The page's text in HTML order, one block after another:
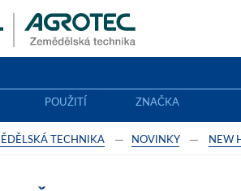
POUŽITÍ ZNAČKA
TECHNIKA NOVINKY NEW